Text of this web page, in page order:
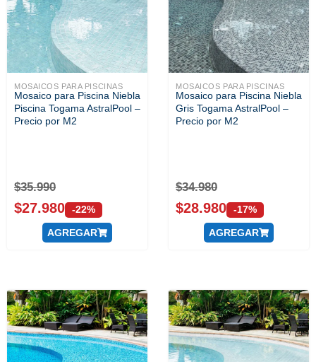
MOSAICOS PARA PISCINAS
Mosaico para Piscina Niebla
Piscina Togama AstralPool –
Precio por M2
$35.990
$27.980 -22%
AGREGAR
MOSAICOS PARA PISCINAS
Mosaico para Piscina Niebla
Gris Togama AstralPool –
Precio por M2
$34.980
$28.980 -17%
AGREGAR